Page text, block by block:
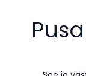
Pusa